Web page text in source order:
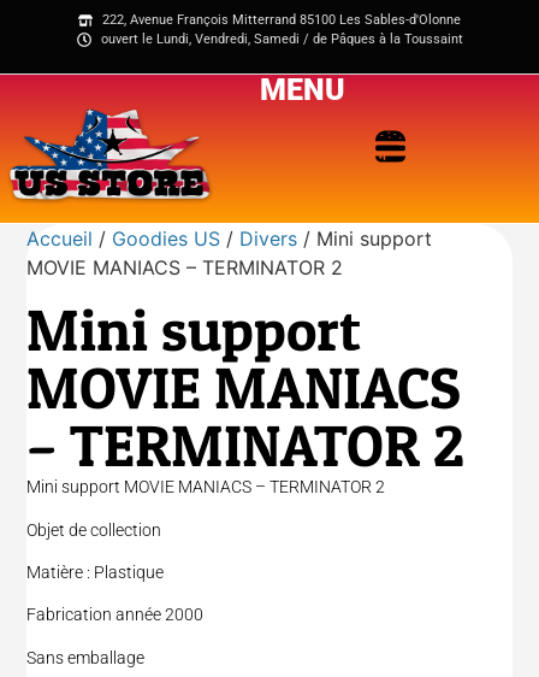
222, Avenue François Mitterrand 85100 Les Sables-d'Olonne
ouvert le Lundi, Vendredi, Samedi / de Pâques à la Toussaint
MENU
Accueil / Goodies US / Divers / Mini support
MOVIE MANIACS – TERMINATOR 2
Mini support
MOVIE MANIACS
– TERMINATOR 2
Mini support MOVIE MANIACS – TERMINATOR 2
Objet de collection
Matière : Plastique
Fabrication année 2000
Sans emballage